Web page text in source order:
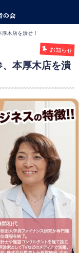
木店を潰せ！
お知らせ
本厚木店を潰